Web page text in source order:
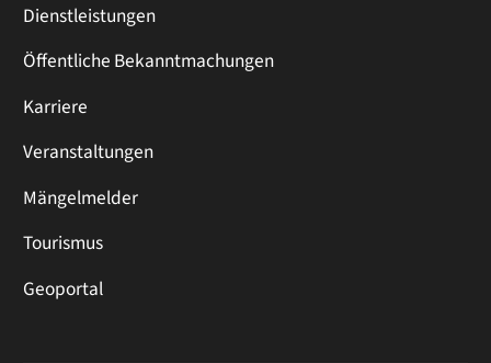
Dienstleistungen
Öffentliche Bekanntmachungen
Karriere
Veranstaltungen
Mängelmelder
Tourismus
Geoportal